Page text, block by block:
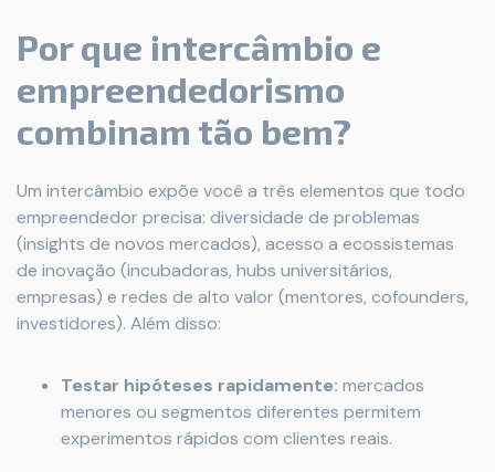
Por que intercâmbio e
empreendedorismo
combinam tão bem?
Um intercâmbio expõe você a três elementos que todo
empreendedor precisa: diversidade de problemas
(insights de novos mercados), acesso a ecossistemas
de inovação (incubadoras, hubs universitários,
empresas) e redes de alto valor (mentores, cofounders,
investidores). Além disso:
Testar hipóteses rapidamente: mercados
menores ou segmentos diferentes permitem
experimentos rápidos com clientes reais.